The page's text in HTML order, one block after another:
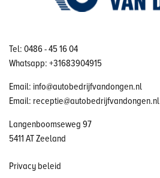
Tel: 0486 - 45 16 04
Whatsapp: +31683904915
Email: info@autobedrijfvandongen.nl
Email: receptie@autobedrijfvandongen.nl
Langenboomseweg 97
5411 AT Zeeland
Privacy beleid